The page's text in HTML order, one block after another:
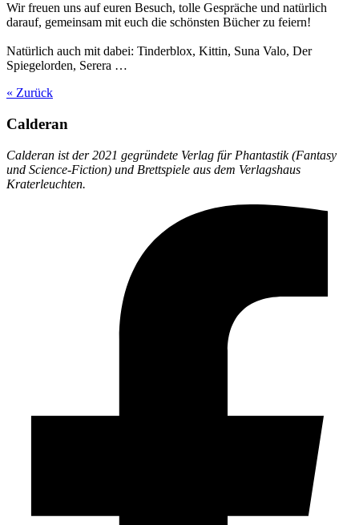
Wir freuen uns auf euren Besuch, tolle Gespräche und natürlich
darauf, gemeinsam mit euch die schönsten Bücher zu feiern!
Natürlich auch mit dabei: Tinderblox, Kittin, Suna Valo, Der
Spiegelorden, Serera …
« Zurück
Calderan
Calderan ist der 2021 gegründete Verlag für Phantastik (Fantasy
und Science-Fiction) und Brettspiele aus dem Verlagshaus
Kraterleuchten.